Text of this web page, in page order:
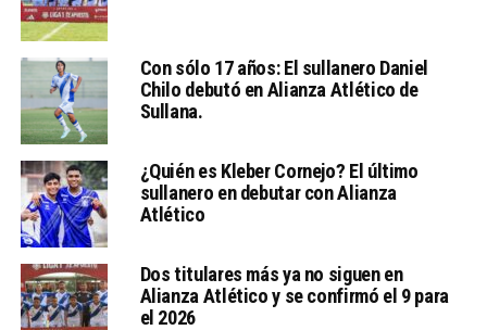
Con sólo 17 años: El sullanero Daniel
Chilo debutó en Alianza Atlético de
Sullana.
¿Quién es Kleber Cornejo? El último
sullanero en debutar con Alianza
Atlético
Dos titulares más ya no siguen en
Alianza Atlético y se confirmó el 9 para
el 2026